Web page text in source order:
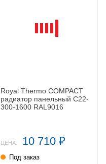
Royal Thermo COMPACT
радиатор панельный C22-
300-1600 RAL9016
ЦЕНА: 10 710 ₽
Под заказ